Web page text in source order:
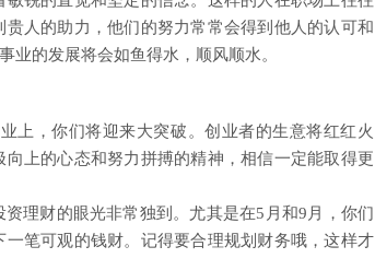
人的助力，他们的努力常常会得到他人的认可和
业的发展将会如鱼得水，顺风顺水。
上，你们将迎来大突破。创业者的生意将红红火
上的心态和努力拼搏的精神，相信一定能取得更
理财的眼光非常独到。尤其是在5月和9月，你们
笔可观的钱财。记得要合理规划财务哦，这样才